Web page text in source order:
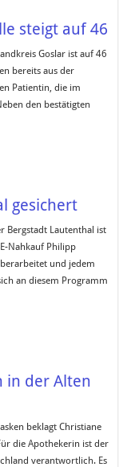
steigt auf 46
Goslar ist auf 46
bereits aus der
Patientin, die im
den bestätigten
gesichert
Bergstadt Lautenthal ist
Nahkauf Philipp
und jedem
an diesem Programm
in der Alten
beklagt Christiane
die Apothekerin ist der
verantwortlich. Es